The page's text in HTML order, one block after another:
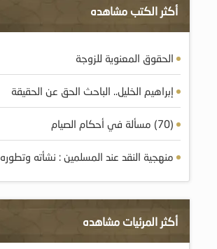
أكثر الكتب مشاهده
الحقوق المعنوية للزوجة
إبراهيم الخليل.. الباحث الحق عن الحقيقة
(70) مسألة في أحكام الصيام
منهجية النقد عند المسلمين : نشأته وتطوره
أكثر المرئيات مشاهده